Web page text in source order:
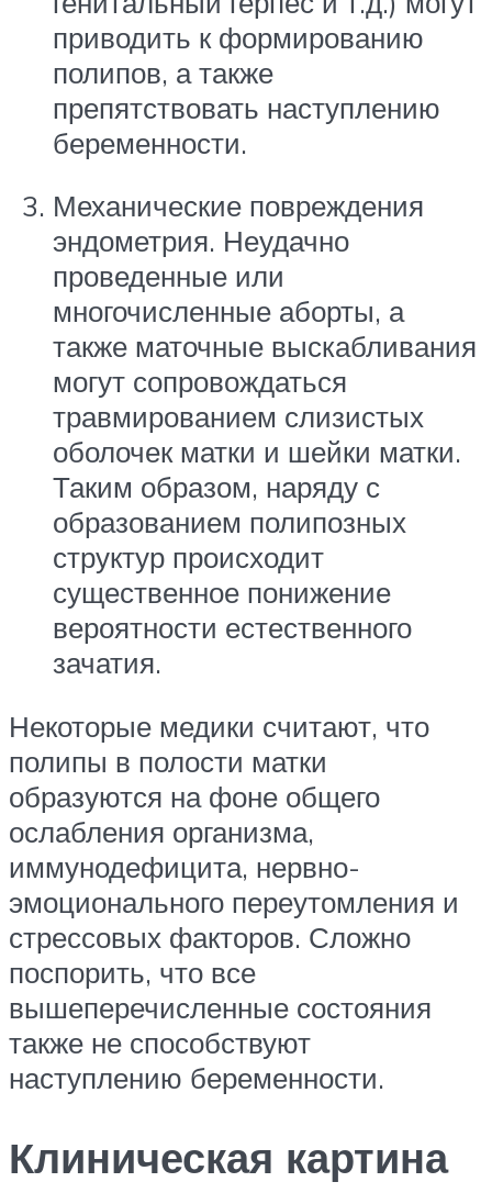
приводить к формированию
полипов, а также
препятствовать наступлению
беременности.
Механические повреждения
эндометрия. Неудачно
проведенные или
многочисленные аборты, а
также маточные выскабливания
могут сопровождаться
травмированием слизистых
оболочек матки и шейки матки.
Таким образом, наряду с
образованием полипозных
структур происходит
существенное понижение
вероятности естественного
зачатия.
Некоторые медики считают, что
полипы в полости матки
образуются на фоне общего
ослабления организма,
иммунодефицита, нервно-
эмоционального переутомления и
стрессовых факторов. Сложно
поспорить, что все
вышеперечисленные состояния
также не способствуют
наступлению беременности.
Клиническая картина